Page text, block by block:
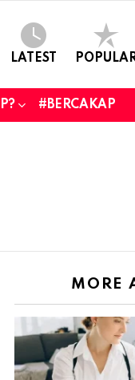
LATEST
#BERCAKAP
MORE